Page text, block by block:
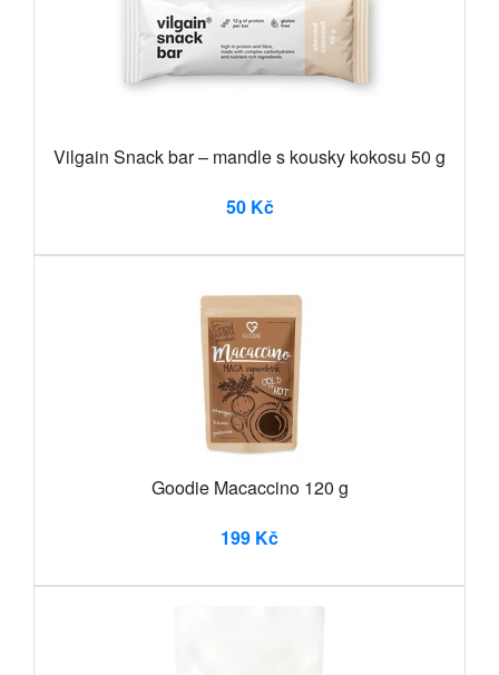
Vilgain Snack bar – mandle s kousky kokosu 50 g
50 Kč
Goodie Macaccino 120 g
199 Kč